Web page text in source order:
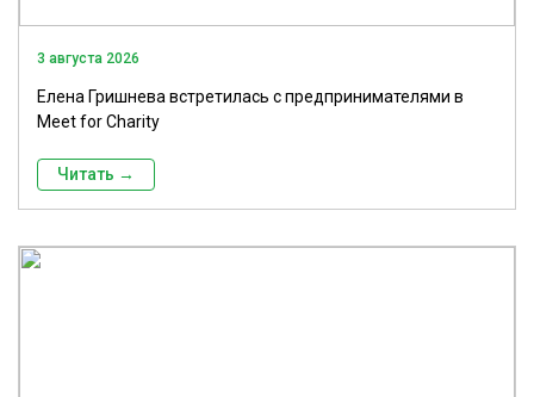
3 августа 2026
Елена Гришнева встретилась с предпринимателями в
Meet for Charity
Читать →